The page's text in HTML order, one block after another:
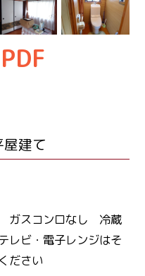
PDF
屋建て
ガスコンロなし 冷蔵
レビ・電子レンジはそ
ださい